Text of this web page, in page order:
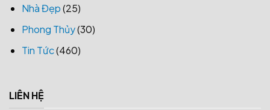
Nhà Đẹp(25)
Phong Thủy(30)
Tin Tức(460)
LIÊN HỆ